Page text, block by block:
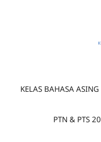
KELAS BAHASA ASING
PTN & PTS